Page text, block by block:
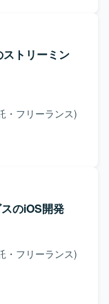
トリーミン
・フリーランス)
のiOS開発
・フリーランス)